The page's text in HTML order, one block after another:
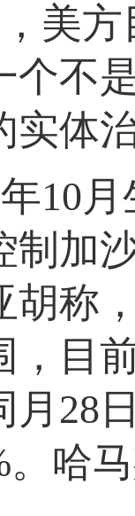
美
个不
实体
10
制加
胡称
，目
月28
。哈